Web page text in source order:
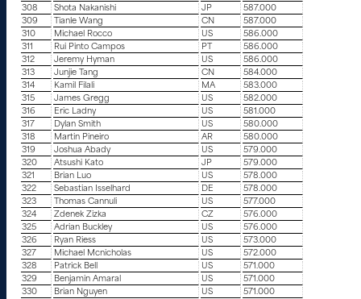
308 Shota Nakanishi JP
587.000
309
Tianle Wang CN
587.000
310
Michael Rocco US
586.000
311
Rui Pinto Campos PT
586.000
312
Jeremy Hyman US
586.000
313
Junjie Tang CN
584.000
314
Kamil Filali MA
583.000
315
James Gregg US
582.000
316
Eric Ladny US
581.000
317
Dylan Smith US
580.000
318
Martin Pineiro AR
580.000
319
Joshua Abady US
579.000
320
Atsushi Kato JP
579.000
321
Brian Luo US
578.000
322
Sebastian Isselhard DE
578.000
323
Thomas Cannuli US
577.000
324
Zdenek Zizka CZ
576.000
325
Adrian Buckley US
576.000
326
Ryan Riess US
573.000
327
Michael Mcnicholas US
572.000
328
Patrick Bell US
571.000
329
Benjamin Amaral US
571.000
330
Brian Nguyen US
571.000